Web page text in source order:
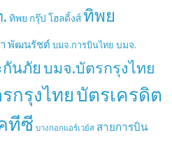
ทิพย กรุ๊ป โฮลดิ้งส์ ทิพย
า พัฒนรัชต์ บมจ.การบินไทย บมจ.
นภัย บมจ.บัตรกรุงไทย
กรุงไทย บัตรเครดิต
ทีซี บางกอกแอร์เวย์ส สายการบิน